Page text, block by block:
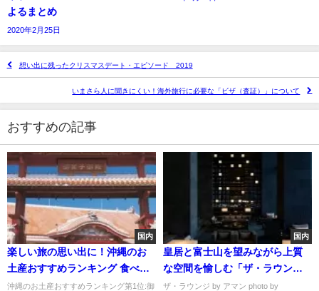
よるまとめ
2020年2月25日
想い出に残ったクリスマスデート・エピソード 2019
いまさら人に聞きにくい！海外旅行に必要な「ビザ（査証）」について
おすすめの記事
国内
楽しい旅の思い出に！沖縄のお
土産おすすめランキング 食べ物
編
沖縄のお土産おすすめランキング第1位:御
国内
皇居と富士山を望みながら上質
な空間を愉しむ「ザ・ラウンジ
by アマン」
ザ・ラウンジ by アマン photo by